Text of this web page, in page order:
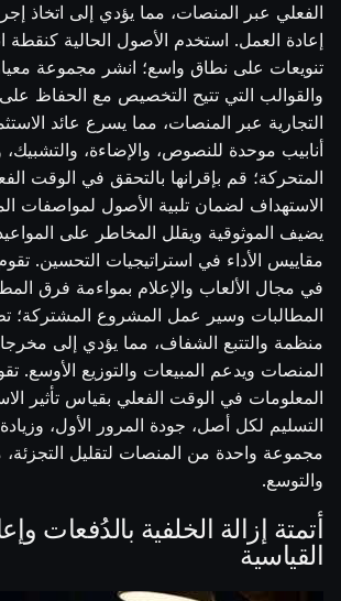
الفعلي عبر المنصات، مما يؤدي إلى اتخاذ
إعادة العمل. استخدم الأصول الحالية كنقطة
تنويعات على نطاق واسع؛ انشر مجموعة
والقوالب التي تتيح التخصيص مع الحفاظ على
التجارية عبر المنصات، مما يسرع عائد
أنابيب موحدة للنصوص، والإضاءة،
المتحركة؛ قم بإقرانها بالتحقق في الوقت
الاستهداف لضمان تلبية الأصول لمواصفات
يضيف الموثوقية ويقلل المخاطر على المواعيد
مقاييس الأداء في استراتيجيات التحسين.
في مجال الألعاب والإعلام بمواءمة فرق
المطالبات وسير عمل المشروع
منظمة والتتبع الشفاف، مما يؤدي إلى
المنصات ويدعم المبيعات والتوزيع الأوسع.
المعلومات في الوقت الفعلي بقياس تأثير
التسليم لكل أصل، جودة المرور الأول،
مجموعة واحدة من المنصات لتقليل التجزئة،
والتوسع.
أتمتة إزالة الخلفية بالدُفعات
القياسية